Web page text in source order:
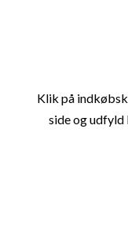
Klik på
side og